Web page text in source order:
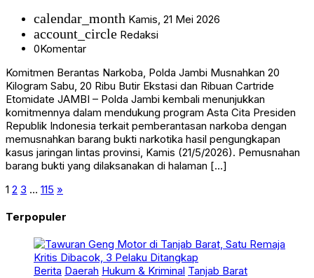
calendar_month Kamis, 21 Mei 2026
account_circle Redaksi
0Komentar
Komitmen Berantas Narkoba, Polda Jambi Musnahkan 20
Kilogram Sabu, 20 Ribu Butir Ekstasi dan Ribuan Cartride
Etomidate JAMBI – Polda Jambi kembali menunjukkan
komitmennya dalam mendukung program Asta Cita Presiden
Republik Indonesia terkait pemberantasan narkoba dengan
memusnahkan barang bukti narkotika hasil pengungkapan
kasus jaringan lintas provinsi, Kamis (21/5/2026). Pemusnahan
barang bukti yang dilaksanakan di halaman […]
1 2 3 … 115 »
Terpopuler
Berita Daerah Hukum & Kriminal Tanjab Barat